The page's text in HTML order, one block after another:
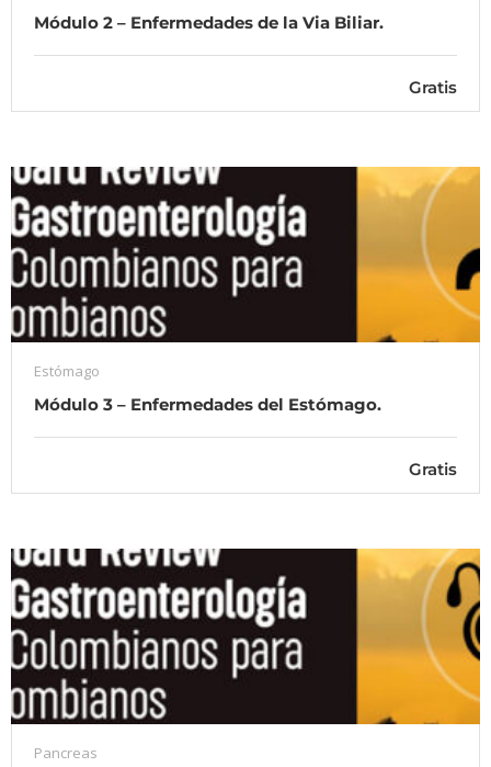
Módulo 2 – Enfermedades de la Via Biliar.
Gratis
Estómago
Módulo 3 – Enfermedades del Estómago.
Gratis
Pancreas